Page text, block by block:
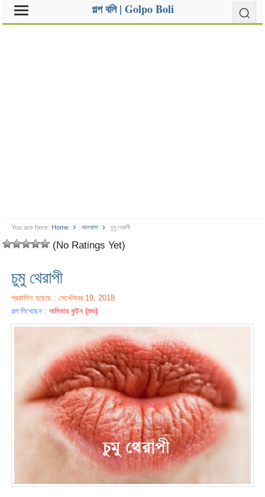
গল্প বলি | Golpo Boli
You are here: Home ভালবাসা চুমু থেরাপী
(No Ratings Yet)
চুমু থেরাপী
প্রকাশিত হয়েছে : সেপ্টেম্বর 19, 2018
গল্প লিখেছেন :অলিভার কুইন (শুভ)